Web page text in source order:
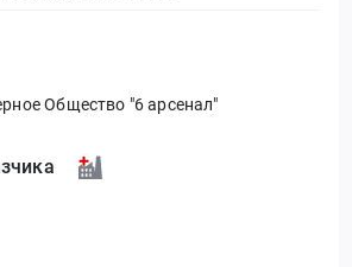
Общество "6 арсенал"